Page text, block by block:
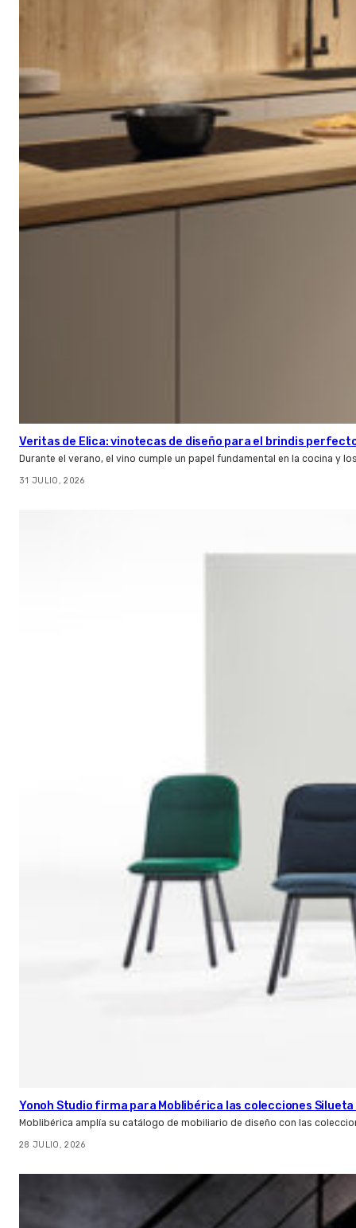
Veritas de Elica: vinotecas de diseño para el brindis
Durante el verano, el vino cumple un papel fundamental en la cocina y
31 JULIO, 2026
Yonoh Studio firma para Moblibérica las colecciones Silueta
Moblibérica amplía su catálogo de mobiliario de diseño con las
28 JULIO, 2026